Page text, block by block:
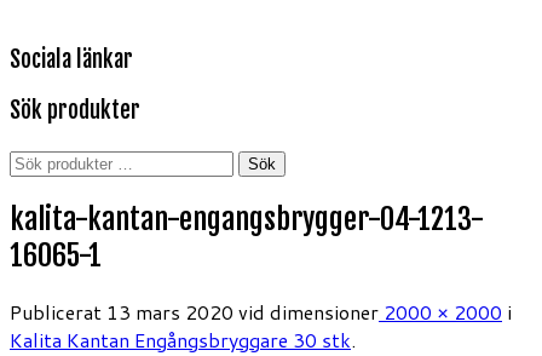
Sociala länkar
Sök produkter
Sök
Sök
kalita-kantan-engangsbrygger-04-1213-
16065-1
Publicerat 13 mars 2020 vid dimensioner 2000 × 2000 i
Kalita Kantan Engångsbryggare 30 stk.